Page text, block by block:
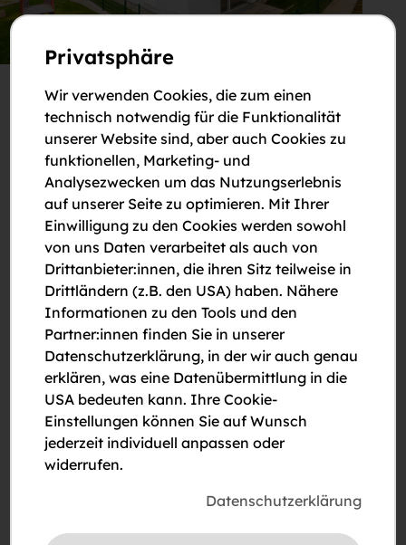
Am 4. Dezember 2025 fand die feierliche
Schlüsselübergabe der neuen Wohnhausanlage in der
Gustav Mahler-Promenade 1 / Stiege 2 in Stockerau
statt. Das Projekt bietet modernen geförderten
Wohnraum in Stockerau, der hohen Komfort,
nachhaltige Bauweise und zeitgemäße Wohnqualität
verbindet.
Die Wohnanlage umfasst 2- bis 4-Zimmerwohnungen
zwischen 58 m² und 83 m², jede mit attraktiven
Freiflächen wie Gärten, Terrassen oder Balkonen
sowie einem eigenen Keller- bzw. Einlagerungsraum.
Kontrollierte Wohnraumlüftung, elektrische
Außenrollläden sowie die effiziente
Wärmeversorgung über biogene Fernwärme und
Fußbodenheizung sorgen für ein angenehmes
Wohnklima. Die Photovoltaikanlage auf dem Dach
unterstützt die nachhaltige Energieversorgung und
Privatsphäre
Wir verwenden Cookies, die zum einen
technisch notwendig für die Funktionalität
unserer Website sind, aber auch Cookies zu
funktionellen, Marketing- und
Analysezwecken um das Nutzungserlebnis
auf unserer Seite zu optimieren. Mit Ihrer
Einwilligung zu den Cookies werden sowohl
von uns Daten verarbeitet als auch von
Drittanbieter:innen, die ihren Sitz teilweise in
Drittländern (z.B. den USA) haben. Nähere
Informationen zu den Tools und den
Partner:innen finden Sie in unserer
Datenschutzerklärung, in der wir auch genau
erklären, was eine Datenübermittlung in die
USA bedeuten kann. Ihre Cookie-
Einstellungen können Sie auf Wunsch
jederzeit individuell anpassen oder
widerrufen.
Datenschutzerklärung